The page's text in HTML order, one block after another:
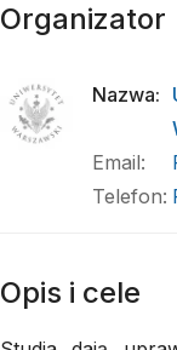
Organizator
Nazwa:
Email:
Telefon:
Opis i cele